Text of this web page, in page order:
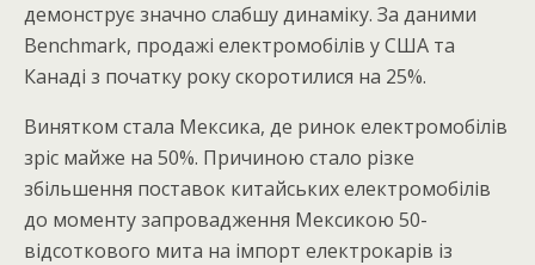
демонструє значно слабшу динаміку. За даними
Benchmark, продажі електромобілів у США та
Канаді з початку року скоротилися на 25%.
Винятком стала Мексика, де ринок електромобілів
зріс майже на 50%. Причиною стало різке
збільшення поставок китайських електромобілів
до моменту запровадження Мексикою 50-
відсоткового мита на імпорт електрокарів із